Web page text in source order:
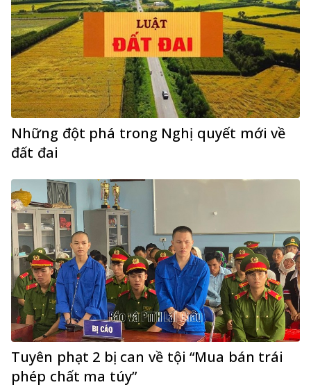
Những đột phá trong Nghị quyết mới về
đất đai
Tuyên phạt 2 bị can về tội “Mua bán trái
phép chất ma túy”